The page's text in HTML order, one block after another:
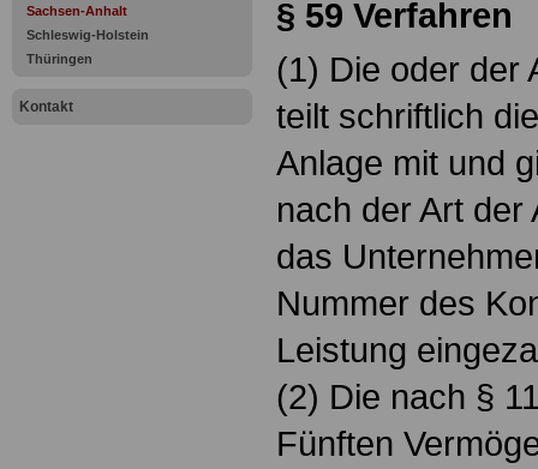
Sachsen-Anhalt
Schleswig-Holstein
Thüringen
Kontakt
§ 59 Verfahren
(1) Die oder der
teilt schriftlich
Anlage mit und
nach der Art der
das
Nummer des
Leistung
(2) Die nach §
Fünften